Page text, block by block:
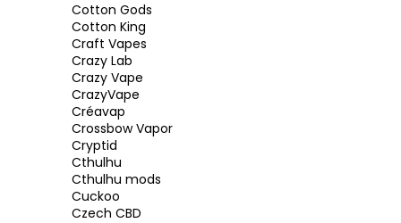
Cotton Gods
Cotton King
Craft Vapes
Crazy Lab
Crazy Vape
CrazyVape
Créavap
Crossbow Vapor
Cryptid
Cthulhu
Cthulhu mods
Cuckoo
Czech CBD